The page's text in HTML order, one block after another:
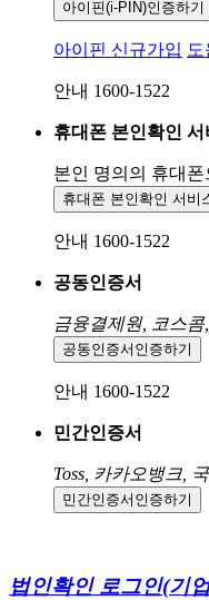
아이핀(i-PIN)인증하기
아이핀 신규가입 도
안내 1600-1522
휴대폰 본인확인 서
본인 명의의 휴대폰
휴대폰 본인확인 서비
안내 1600-1522
공동인증서
금융결제원, 코스
공동인증서 인증하기
안내 1600-1522
민간인증서
Toss, 카카오뱅크,
민간인증서 인증하기
법인확인 로그인(기